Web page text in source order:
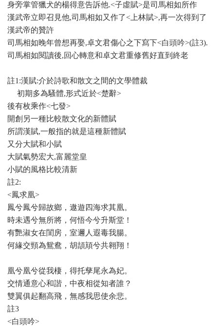
身旁掌管獵犬的楊得意告訴他.<子虛賦>是司馬相如所作
漢武帝立即召見他,司馬相如又作了<上林賦>,再一次得到了
漢武帝的贊許
司馬相如晚年曾想再娶,卓文君傷心之下寫下<白頭吟>(註3).
司馬相如閱讀後,回心轉意和卓文君重修舊好直到終老
註1:漢賦:介於詩歌和散文之間的文學體裁
初期多為騷體,形式近於<楚辭>
後有枚乘作<七發>
開創另一種比較散文化的新體賦
所謂漢賦,一般指的就是這種新體賦
又分大賦和小賦
大賦氣勢宏大,富麗堂皇
小賦的風格比較清新
註2:
<鳳求凰>
鳳兮鳳兮歸故鄉，遨遊四海求其凰。
時未遇兮無所將，何悟今兮升斯堂！
有艷淑女在閨房，室邇人遐毒我腸。
何緣交頸為鴛鴦，胡頡頏兮共翱翔！
凰兮凰兮從我棲，得托孳尾永為妃。
交情通意心和諧，中夜相從知者誰？
雙翼俱起翻高飛，無感我思使余悲。
註3
<白頭吟>